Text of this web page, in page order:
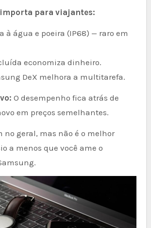
para viajantes:
à água e poeira (IP68) — raro em
economiza dinheiro.
DeX melhora a multitarefa.
O desempenho fica atrás de
em preços semelhantes.
no geral, mas não é o melhor
a menos que você ame o